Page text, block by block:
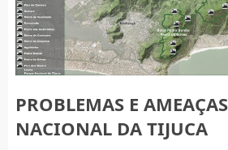
PROBLEMAS E
NACIONAL DA TIJUCA